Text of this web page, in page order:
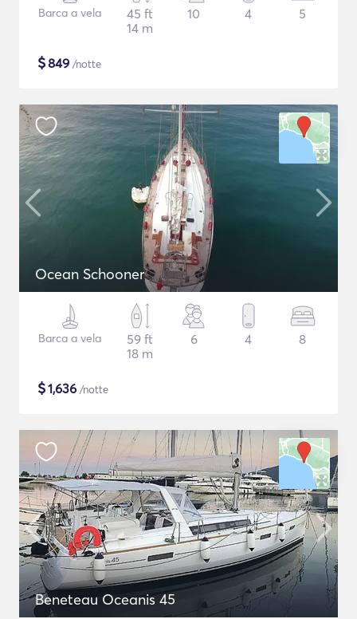
Barca a vela
45 ft
14 m
10 4 5
$849 /notte
Ocean Schooner
Barca a vela
59 ft
18 m
6 4 8
$1,636 /notte
Beneteau Oceanis 45